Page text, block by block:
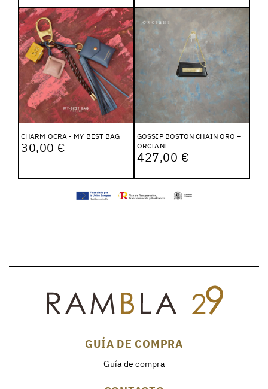
CHARM OCRA - MY BEST BAG
30,00 €
GOSSIP BOSTON CHAIN ORO –
ORCIANI
427,00 €
GUÍA DE COMPRA
Guía de compra